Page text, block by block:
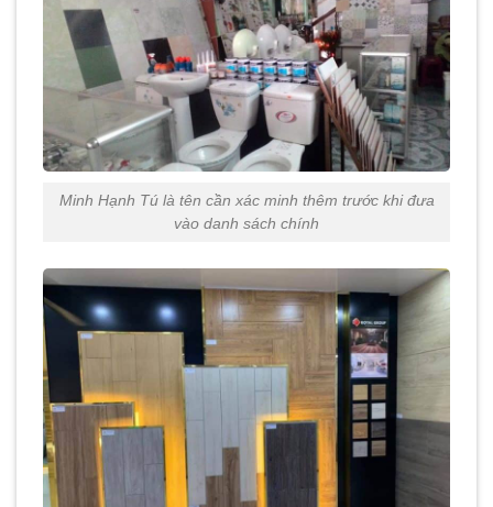
Minh Hạnh Tú là tên cần xác minh thêm trước khi đưa
vào danh sách chính